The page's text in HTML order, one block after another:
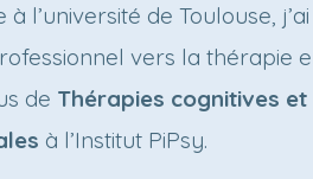
à l’université de Toulouse,
vers la thérapie
de Thérapies cognitives et
à l’Institut PiPsy.